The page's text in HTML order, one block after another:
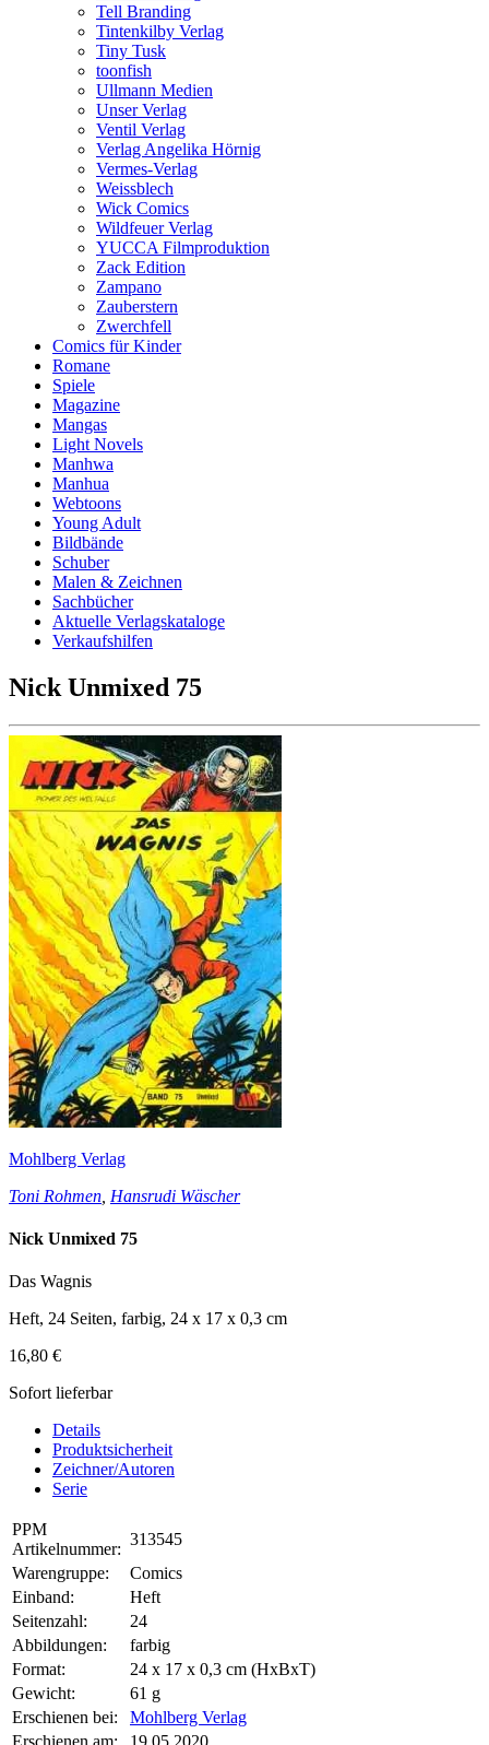
Tell Branding
Tintenkilby Verlag
Tiny Tusk
toonfish
Ullmann Medien
Unser Verlag
Ventil Verlag
Verlag Angelika Hörnig
Vermes-Verlag
Weissblech
Wick Comics
Wildfeuer Verlag
YUCCA Filmproduktion
Zack Edition
Zampano
Zauberstern
Zwerchfell
Comics für Kinder
Romane
Spiele
Magazine
Mangas
Light Novels
Manhwa
Manhua
Webtoons
Young Adult
Bildbände
Schuber
Malen & Zeichnen
Sachbücher
Aktuelle Verlagskataloge
Verkaufshilfen
Nick Unmixed 75
Mohlberg Verlag
Toni Rohmen Hansrudi Wäscher
Nick Unmixed 75
Das Wagnis
Heft, 24 Seiten, farbig, 24 x 17 x 0,3 cm
16,80 €
Sofort lieferbar
Details
Produktsicherheit
Zeichner/Autoren
Serie
PPM
Artikelnummer:
313545
Warengruppe:
Comics
Einband:
Heft
Seitenzahl:
24
Abbildungen:
farbig
Format:
24 x 17 x 0,3 cm (HxBxT)
Gewicht:
61 g
Erschienen bei:
Mohlberg Verlag